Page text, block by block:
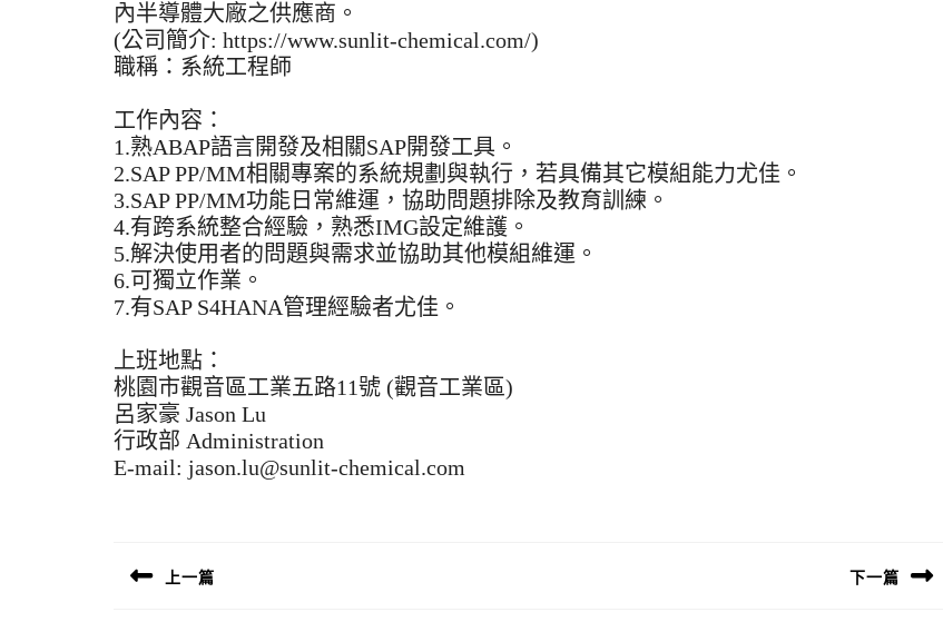
內半導體大廠之供應商。
(公司簡介: https://www.sunlit-chemical.com/)
職稱：系統工程師
工作內容：
1.熟ABAP語言開發及相關SAP開發工具。
2.SAP PP/MM相關專案的系統規劃與執行，若具備其它模組能力尤佳。
3.SAP PP/MM功能日常維運，協助問題排除及教育訓練。
4.有跨系統整合經驗，熟悉IMG設定維護。
5.解決使用者的問題與需求並協助其他模組維運。
6.可獨立作業。
7.有SAP S4HANA管理經驗者尤佳。
上班地點：
桃園市觀音區工業五路11號 (觀音工業區)
呂家豪 Jason Lu
行政部 Administration
E-mail: jason.lu@sunlit-chemical.com
導
上一篇 下一篇